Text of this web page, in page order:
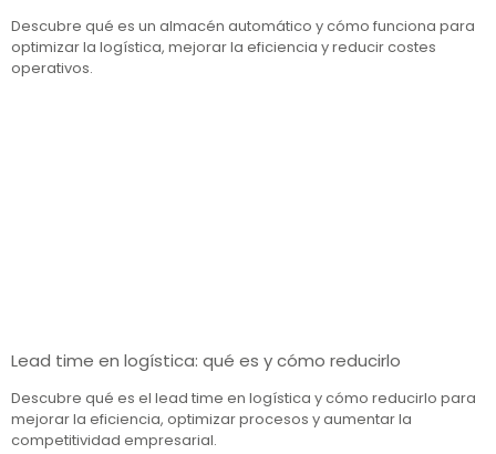
Descubre qué es un almacén automático y cómo funciona para
optimizar la logística, mejorar la eficiencia y reducir costes
operativos.
Lead time en logística: qué es y cómo reducirlo
Descubre qué es el lead time en logística y cómo reducirlo para
mejorar la eficiencia, optimizar procesos y aumentar la
competitividad empresarial.